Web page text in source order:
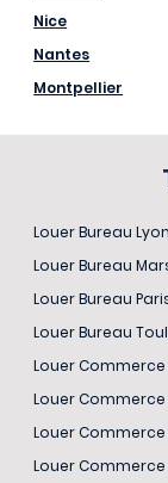
Nice
Nantes
Montpellier
Louer Bureau Lyon
Louer Bureau
Louer Bureau
Louer Bureau
Louer Commerce
Louer Commerce
Louer Commerce
Louer